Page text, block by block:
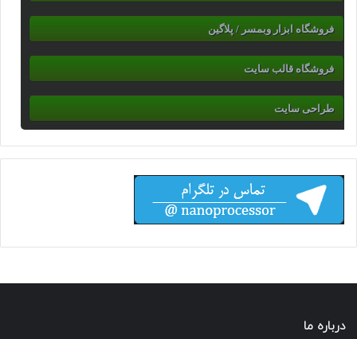
فروشگاه ابزار وبمسر / پلاگین
فروشگاه قالب سایت
طراحی سایت
درباره ما